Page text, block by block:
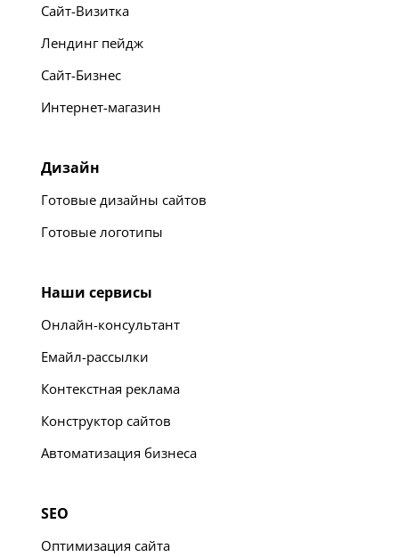
Сайт-Визитка
Лендинг пейдж
Сайт-Бизнес
Интернет-магазин
Дизайн
Готовые дизайны сайтов
Готовые логотипы
Наши сервисы
Онлайн-консультант
Емайл-рассылки
Контекстная реклама
Конструктор сайтов
Автоматизация бизнеса
SEO
Оптимизация сайта